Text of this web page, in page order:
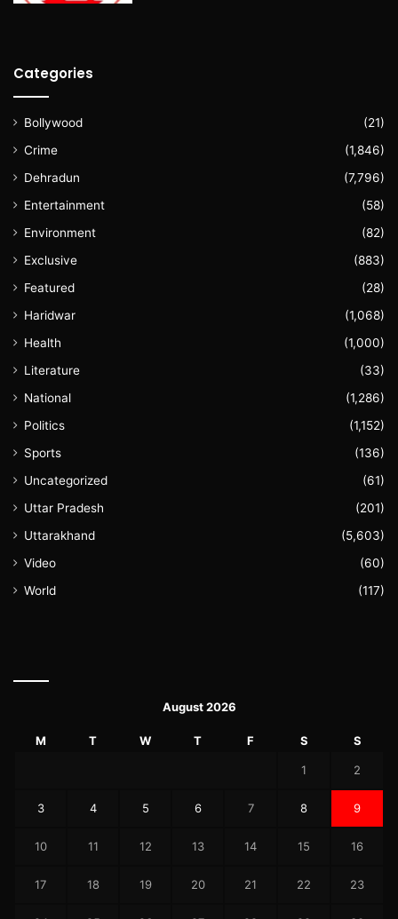
Categories
Bollywood
(21)
Crime
(1,846)
Dehradun
(7,796)
Entertainment
(58)
Environment
(82)
Exclusive
(883)
Featured
(28)
Haridwar
(1,068)
Health
(1,000)
Literature
(33)
National
(1,286)
Politics
(1,152)
Sports
(136)
Uncategorized
(61)
Uttar Pradesh
(201)
Uttarakhand
(5,603)
Video
(60)
World
(117)
August 2026
M T W T F S S
1 2
3 4 5 6 7 8 9
10 11 12 13 14 15 16
17 18 19 20 21 22 23